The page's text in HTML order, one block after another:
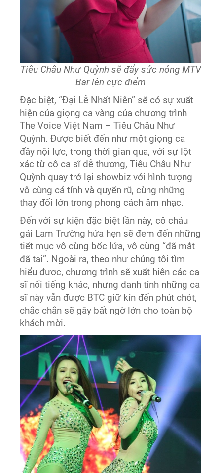
Tiêu Châu Như Quỳnh sẽ đẩy sức nóng MTV
Bar lên cực điểm
Đặc biệt, “Đại Lễ Nhất Niên” sẽ có sự xuất
hiện của giọng ca vàng của chương trình
The Voice Việt Nam – Tiêu Châu Như
Quỳnh. Được biết đến như một giọng ca
đầy nội lực, trong thời gian qua, với sự lột
xác từ cô ca sĩ dễ thương, Tiêu Châu Như
Quỳnh quay trở lại showbiz với hình tượng
vô cùng cá tính và quyến rũ, cùng những
thay đổi lớn trong phong cách âm nhạc.
Đến với sự kiện đặc biệt lần này, cô cháu
gái Lam Trường hứa hẹn sẽ đem đến những
tiết mục vô cùng bốc lửa, vô cùng “đã mắt
đã tai”. Ngoài ra, theo như chúng tôi tìm
hiểu được, chương trình sẽ xuất hiện các ca
sĩ nổi tiếng khác, nhưng danh tính những ca
sĩ này vẫn được BTC giữ kín đến phút chót,
chắc chắn sẽ gây bất ngờ lớn cho toàn bộ
khách mời.